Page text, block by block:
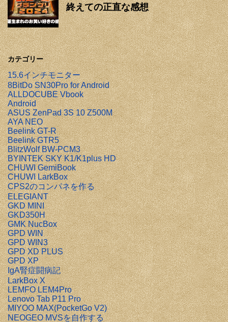
終えての正直な感想
カテゴリー
15.6インチモニター
8BitDo SN30Pro for Android
ALLDOCUBE Vbook
Android
ASUS ZenPad 3S 10 Z500M
AYA NEO
Beelink GT-R
Beelink GTR5
BlitzWolf BW-PCM3
BYINTEK SKY K1/K1plus HD
CHUWI GemiBook
CHUWI LarkBox
CPS2のコンパネを作る
ELEGIANT
GKD MINI
GKD350H
GMK NucBox
GPD WIN
GPD WIN3
GPD XD PLUS
GPD XP
IgA腎症闘病記
LarkBox X
LEMFO LEM4Pro
Lenovo Tab P11 Pro
MIYOO MAX(PocketGo V2)
NEOGEO MVSを自作する